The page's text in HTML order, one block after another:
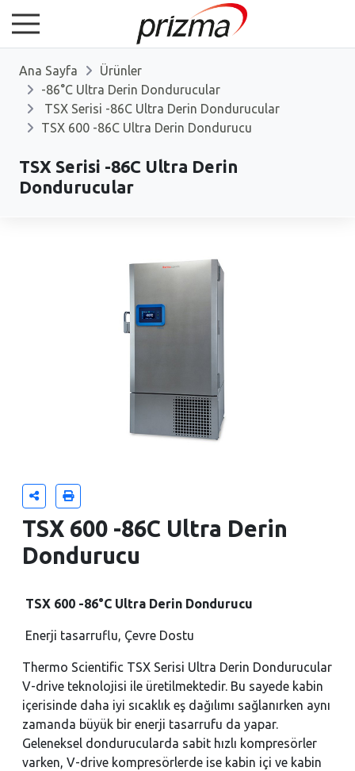
Ana Sayfa
Ürünler
-86°C Ultra Derin Dondurucular
TSX Serisi -86C Ultra Derin Dondurucular
TSX 600 -86C Ultra Derin Dondurucu
TSX Serisi -86C Ultra Derin
Dondurucular
TSX 600 -86C Ultra Derin
Dondurucu
TSX 600 -86°C Ultra Derin Dondurucu
Enerji tasarruflu, Çevre Dostu
Thermo Scientific TSX Serisi Ultra Derin Dondurucular
V-drive teknolojisi ile üretilmektedir. Bu sayede kabin
içerisinde daha iyi sıcaklık eş dağılımı sağlanırken aynı
zamanda büyük bir enerji tasarrufu da yapar.
Geleneksel dondurucularda sabit hızlı kompresörler
varken, V-drive kompresörlerde ise kabin içi ve kabin